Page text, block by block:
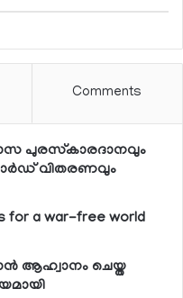
Comments
പുരസ്‌കാരദാനവും
വിതരണവും
for a war-free world
ആഹ്വാനം ചെയ്ത